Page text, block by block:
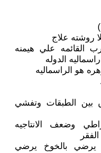
روشته علاج
القائمه علي هيمنه
راسماليه الدوله
هو الراسماليه
بين الطبقات وتفشي
وضعف الانتاجيه
يرضي بالخوخ يرضي